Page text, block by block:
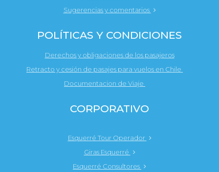
Sugerencias y comentarios
POLÍTICAS Y CONDICIONES
Derechos y obligaciones de los pasajeros
Retracto y cesión de pasajes para vuelos en Chile
Documentacion de Viaje
CORPORATIVO
Esquerré Tour Operador
Giras Esquerré
Esquerré Consultores